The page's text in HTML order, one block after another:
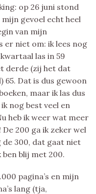
op 26 juni stond
gevoel echt heel
van mijn
er niet om: ik lees nog
las in 59
derde (zij het dat
65. Dat is dus gewoon
maar ik las dus
nog best veel en
heb ik weer wat meer
200 ga ik zeker wel
de 300, dat gaat niet
ben blij met 200.
pagina’s en mijn
lang (tja,